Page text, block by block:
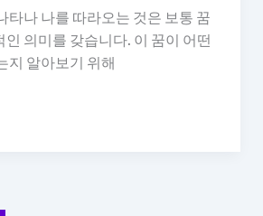
타나 나를 따라오는 것은 보통 꿈
의미를 갖습니다. 이 꿈이 어떤
지 알아보기 위해